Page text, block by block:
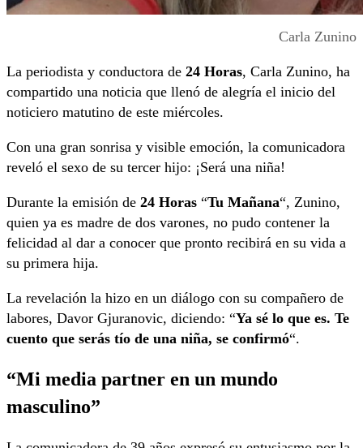
Carla Zunino
La periodista y conductora de 24 Horas, Carla Zunino, ha
compartido una noticia que llenó de alegría el inicio del
noticiero matutino de este miércoles.
Con una gran sonrisa y visible emoción, la comunicadora
reveló el sexo de su tercer hijo: ¡Será una niña!
Durante la emisión de 24 Horas “Tu Mañana“, Zunino,
quien ya es madre de dos varones, no pudo contener la
felicidad al dar a conocer que pronto recibirá en su vida a
su primera hija.
La revelación la hizo en un diálogo con su compañero de
labores, Davor Gjuranovic, diciendo: “Ya sé lo que es. Te
cuento que serás tío de una niña, se confirmó“.
“Mi media partner en un mundo
masculino”